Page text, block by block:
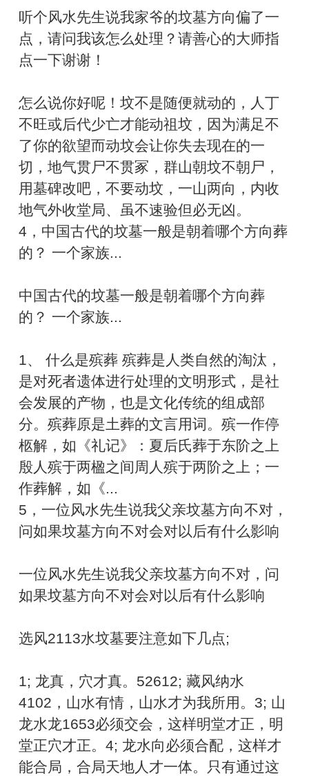
听个风水先生说我家爷的坟墓方向偏了一
点，请问我该怎么处理？请善心的大师指
点一下谢谢！
怎么说你好呢！坟不是随便就动的，人丁
不旺或后代少亡才能动祖坟，因为满足不
了你的欲望而动坟会让你失去现在的一
切，地气贯尸不贯冢，群山朝坟不朝尸，
用墓碑改吧，不要动坟，一山两向，内收
地气外收堂局、虽不速验但必无凶。
4，中国古代的坟墓一般是朝着哪个方向葬
的？ 一个家族...
中国古代的坟墓一般是朝着哪个方向葬
的？ 一个家族...
1、 什么是殡葬 殡葬是人类自然的淘汰，
是对死者遗体进行处理的文明形式，是社
会发展的产物，也是文化传统的组成部
分。殡葬原是土葬的文言用词。殡一作停
柩解，如《礼记》：夏后氏葬于东阶之上
殷人殡于两楹之间周人殡于两阶之上；一
作葬解，如《...
5，一位风水先生说我父亲坟墓方向不对，
问如果坟墓方向不对会对以后有什么影响
一位风水先生说我父亲坟墓方向不对，问
如果坟墓方向不对会对以后有什么影响
选风2113水坟墓要注意如下几点;
1; 龙真，穴才真。52612; 藏风纳水
4102，山水有情，山水才为我所用。3; 山
龙水龙1653必须交会，这样明堂才正，明
堂正穴才正。4; 龙水向必须合配，这样才
能合局，合局天地人才一体。只有通过这